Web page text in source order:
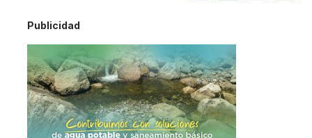
Publicidad